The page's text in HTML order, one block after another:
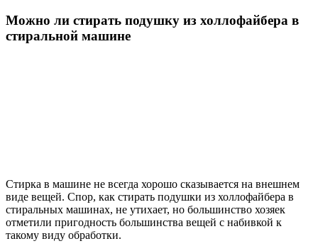
Можно ли стирать подушку из холлофайбера в
стиральной машине
Стирка в машине не всегда хорошо сказывается на внешнем
виде вещей. Спор, как стирать подушки из холлофайбера в
стиральных машинах, не утихает, но большинство хозяек
отметили пригодность большинства вещей с набивкой к
такому виду обработки.